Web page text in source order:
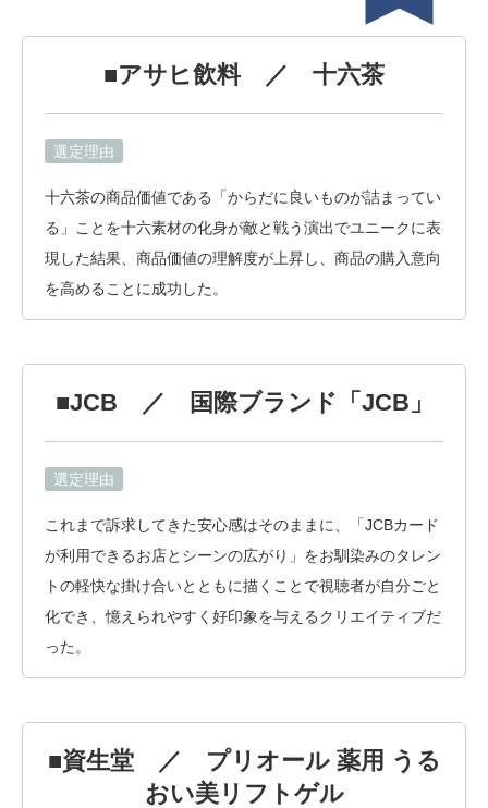
■アサヒ飲料 ／ 十六茶
選定理由
十六茶の商品価値である「からだに良いものが詰まってい
る」ことを十六素材の化身が敵と戦う演出でユニークに表
現した結果、商品価値の理解度が上昇し、商品の購入意向
を高めることに成功した。
■JCB ／ 国際ブランド「JCB」
選定理由
これまで訴求してきた安心感はそのままに、「JCBカード
が利用できるお店とシーンの広がり」をお馴染みのタレン
トの軽快な掛け合いとともに描くことで視聴者が自分ごと
化でき、憶えられやすく好印象を与えるクリエイティブだ
った。
■資生堂 ／ プリオール 薬用 うる
おい美リフトゲル